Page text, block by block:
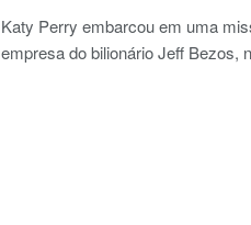
Katy Perry embarcou em uma
empresa do bilionário Jeff Bezos,